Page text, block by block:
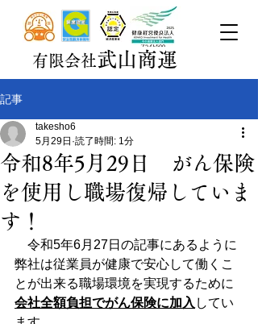
有限会社武山商運
記事
令和8年5月29日 がん保険
を使用し職場復帰していま
す！
takesho6
5月29日 読了時間: 1分
令和5年6月27日の記事にあるように
弊社は従業員が健康で安心して働くこ
とが出来る職場環境を実現するために
会社全額負担でがん保険に加入 してい